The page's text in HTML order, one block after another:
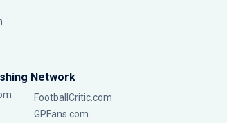
Network
FootballCritic.com
GPFans.com